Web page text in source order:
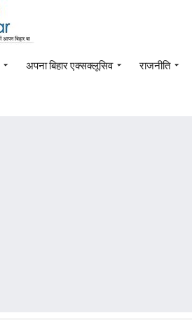
अपना बिहार एक्सक्लूसिव राजनीति